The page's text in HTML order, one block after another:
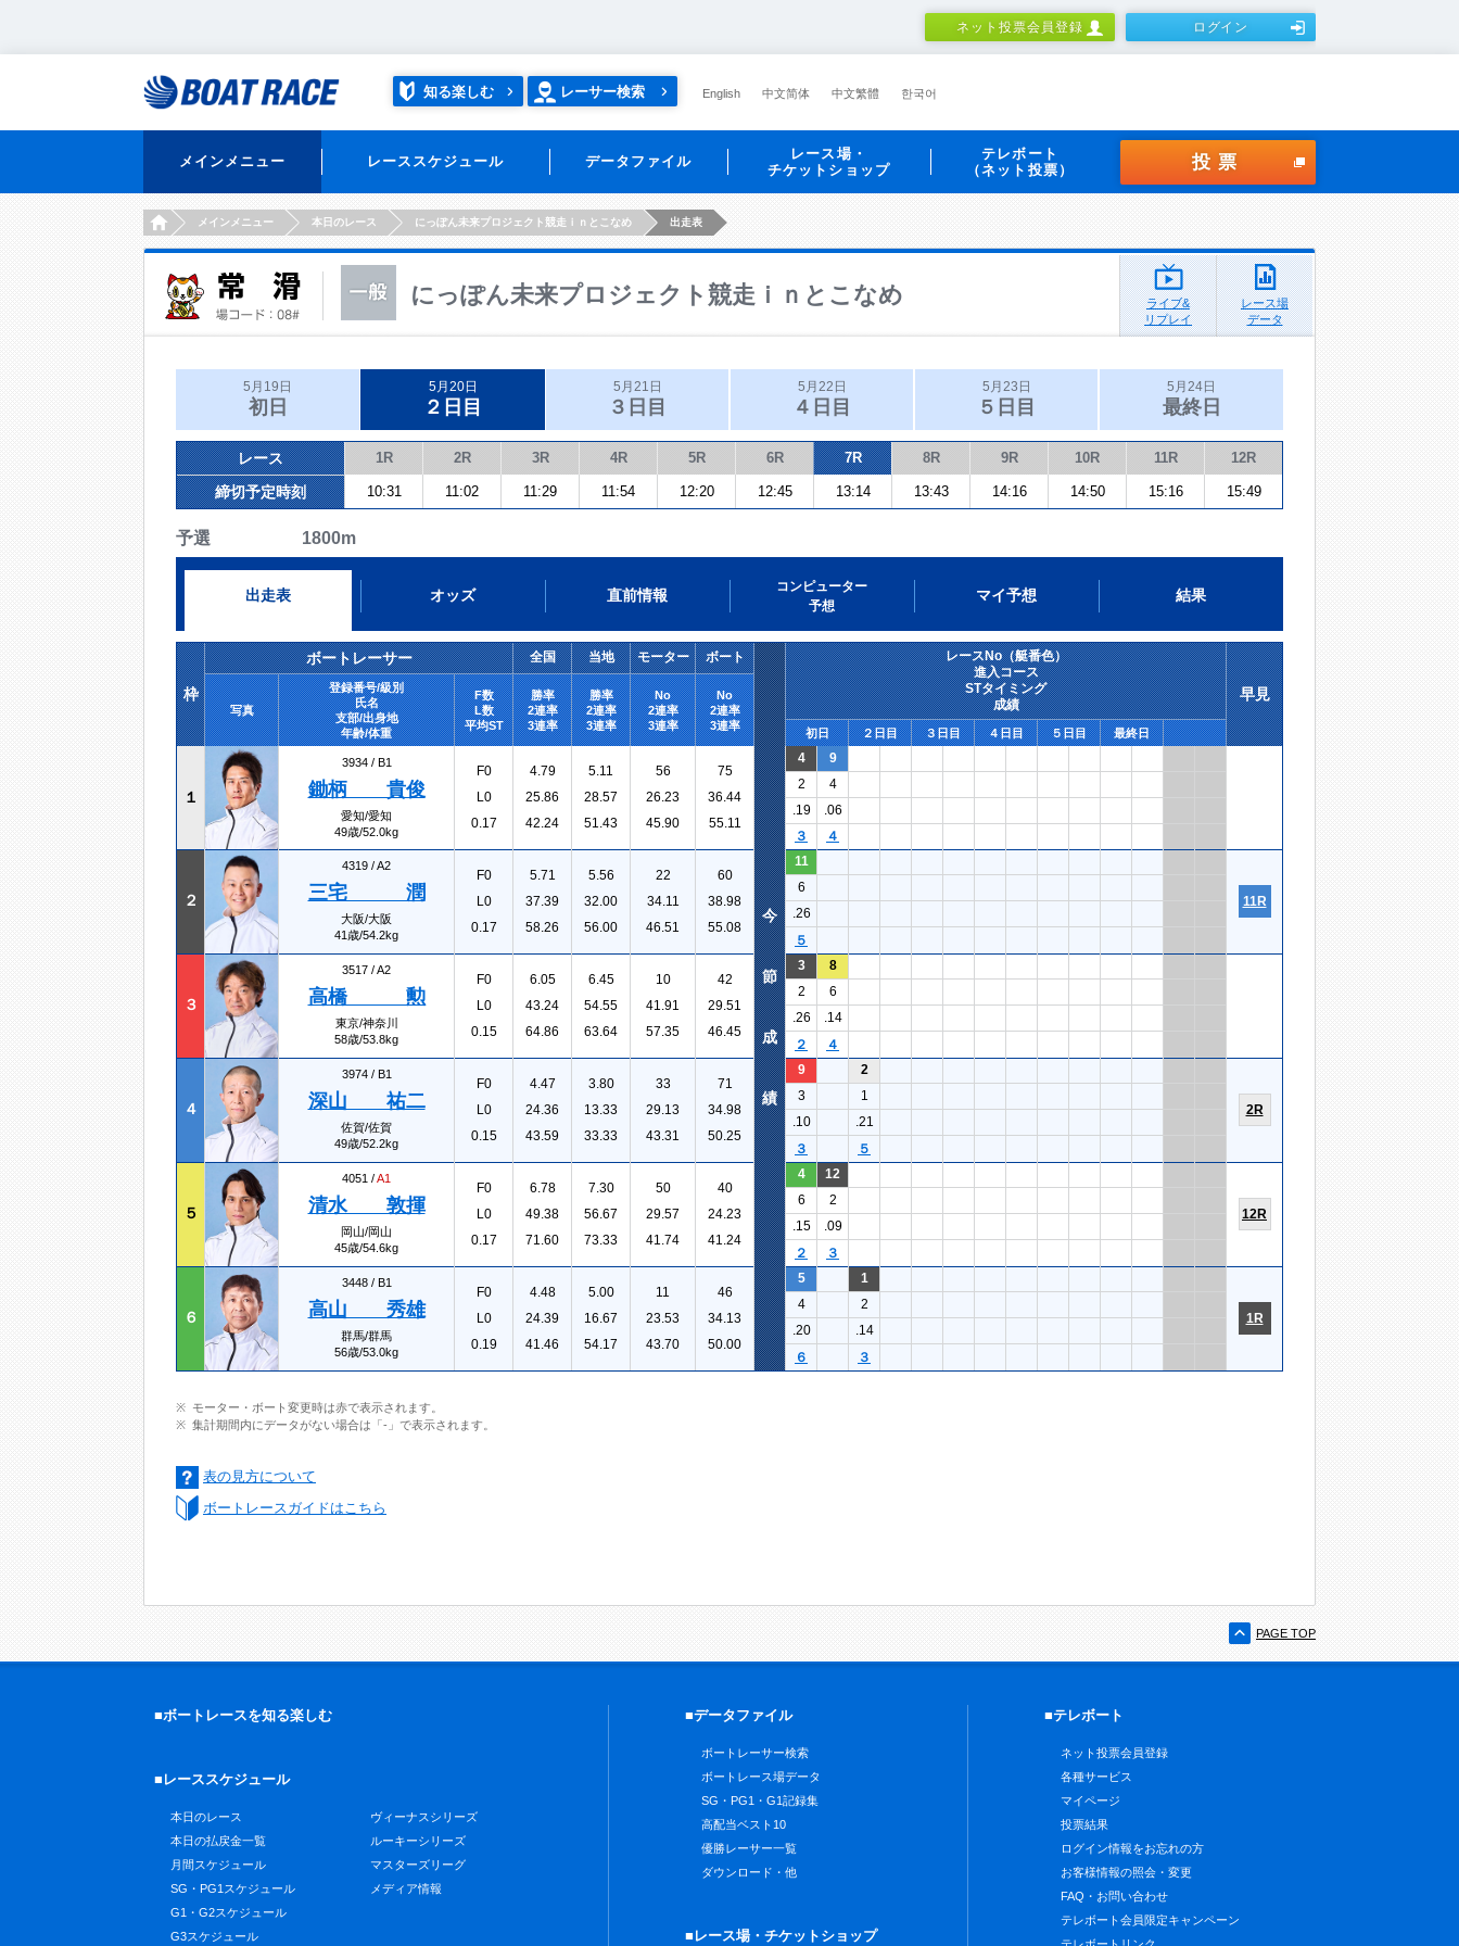
ネット投票会員登録 ログイン
知る楽しむ レーサー検索 English 中文简体 中文繁體 한국어
メインメニュー レーススケジュール データファイル
レース場・
チケットショップ
テレボート
（ネット投票）
投票
HOMEメインメニュー 本日のレース にっぽん未来プロジェクト競走ｉｎとこなめ 出走表
にっぽん未来プロジェクト競走ｉｎとこなめ
ライブ&
リプレイ
レース場
データ
5月19日
初日
5月20日
２日目
5月21日
３日目
5月22日
４日目
5月23日
５日目
5月24日
最終日
レース 1R 2R 3R 4R 5R 6R 7R 8R 9R 10R 11R 12R
締切予定時刻 10:31 11:02 11:29 11:54 12:20 12:45 13:14 13:43 14:16 14:50 15:16 15:49
予選 1800m
出走表 オッズ 直前情報
コンピューター
予想
マイ予想 結果
枠
ボートレーサー 全国 当地 モーター ボート
レースNo（艇番色）
進入コース
STタイミング
成績
早見
写真
登録番号/級別
氏名
支部/出身地
年齢/体重
F数
L数
平均ST
勝率
2連率
3連率
勝率
2連率
3連率
No
2連率
3連率
No
2連率
3連率
初日 ２日目 ３日目 ４日目 ５日目 最終日
１
3934 / B1
鋤柄 貴俊
愛知/愛知
49歳/52.0kg
F0
L0
0.17
4.79
25.86
42.24
5.11
28.57
51.43
56
26.23
45.90
75
36.44
55.11
4
9
2
4
.19
.06
３
４
２
4319 /A2
三宅 潤
大阪/大阪
41歳/54.2kg
F0
L0
0.17
5.71
37.39
58.26
5.56
32.00
56.00
22
34.11
46.51
60
38.98
55.08
11
11R
6
.26
５
３
3517 /A2
高橋 勲
東京/神奈川
58歳/53.8kg
F0
L0
0.15
6.05
43.24
64.86
6.45
54.55
63.64
10
41.91
57.35
42
29.51
46.45
3
8
2
6
.26
.14
２
４
４
3974 / B1
深山 祐二
佐賀/佐賀
49歳/52.2kg
F0
L0
0.15
4.47
24.36
43.59
3.80
13.33
33.33
33
29.13
43.31
71
34.98
50.25
9 2
2R
3
1
.10
.21
３
５
５
4051 /A1
清水 敦揮
岡山/岡山
45歳/54.6kg
F0
L0
0.17
6.78
49.38
71.60
7.30
56.67
73.33
50
29.57
41.74
40
24.23
41.24
4 12
12R
6
2
.15
.09
２
３
６
3448 / B1
高山 秀雄
群馬/群馬
56歳/53.0kg
F0
L0
0.19
4.48
24.39
41.46
5.00
16.67
54.17
11
23.53
43.70
46
34.13
50.00
5 1
1R
4
2
.20
.14
６
３
今
節
成
績
モーター・ボート変更時は赤で表示されます。
集計期間内にデータがない場合は「-」で表示されます。
表の見方について
ボートレースガイドはこちら
PAGE TOP
■ボートレースを知る楽しむ
■レーススケジュール
本日のレース
本日の払戻金一覧
月間スケジュール
SG・PG1スケジュール
G1・G2スケジュール
G3スケジュール
ヴィーナスシリーズ
ルーキーシリーズ
マスターズリーグ
メディア情報
■データファイル
ボートレーサー検索
ボートレース場データ
SG・PG1・G1記録集
高配当ベスト10
優勝レーサー一覧
ダウンロード・他
■レース場・チケットショップ
■テレボート
ネット投票会員登録
各種サービス
マイページ
投票結果
ログイン情報をお忘れの方
お客様情報の照会・変更
FAQ・お問い合わせ
テレボート会員限定キャンペーン